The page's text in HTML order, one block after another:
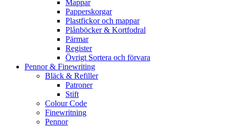
Mappar
Papperskorgar
Plastfickor och mappar
Plånböcker & Kortfodral
Pärmar
Register
Övrigt Sortera och förvara
Pennor & Finewriting
Bläck & Refiller
Patroner
Stift
Colour Code
Finewritning
Pennor